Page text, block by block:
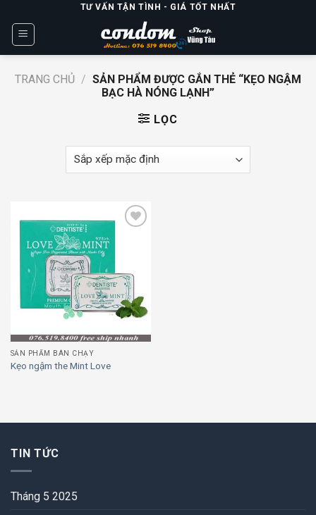
content
TƯ VẤN TẬN TÌNH - GIÁ TỐT NHẤT
TRANG CHỦ / SẢN PHẨM ĐƯỢC GẮN THẺ “KẸO NGẬM
BẠC HÀ NÓNG LẠNH”
LỌC
wishlist
SẢN PHẨM BÁN CHẠY
Kẹo ngậm the Mint Love
TIN TỨC
Tháng 5 2025